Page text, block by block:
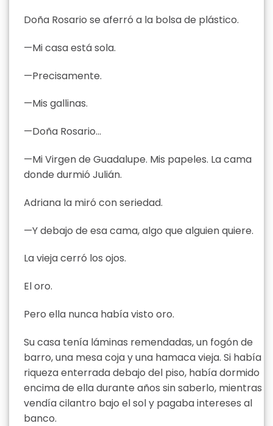
Doña Rosario se aferró a la bolsa de plástico.
—Mi casa está sola.
—Precisamente.
—Mis gallinas.
—Doña Rosario…
—Mi Virgen de Guadalupe. Mis papeles. La cama
donde durmió Julián.
Adriana la miró con seriedad.
—Y debajo de esa cama, algo que alguien quiere.
La vieja cerró los ojos.
El oro.
Pero ella nunca había visto oro.
Su casa tenía láminas remendadas, un fogón de
barro, una mesa coja y una hamaca vieja. Si había
riqueza enterrada debajo del piso, había dormido
encima de ella durante años sin saberlo, mientras
vendía cilantro bajo el sol y pagaba intereses al
banco.